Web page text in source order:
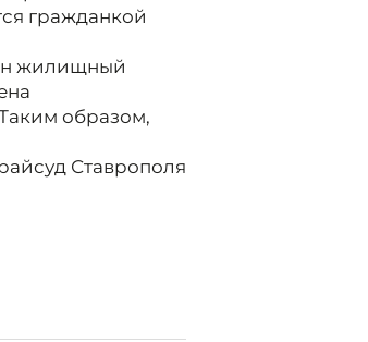
гражданкой
жилищный
образом,
Ставрополя